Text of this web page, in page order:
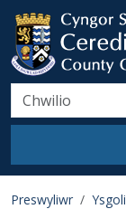
Skip to main
Search
Preswyliwr